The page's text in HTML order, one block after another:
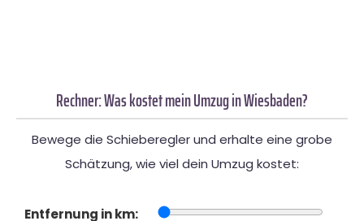
Rechner: Was kostet mein Umzug in Wiesbaden?
Bewege die Schieberegler und erhalte eine grobe
Schätzung, wie viel dein Umzug kostet:
Entfernung in km: